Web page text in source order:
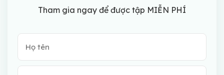
Tham gia ngay để được tập MIỄN PHÍ